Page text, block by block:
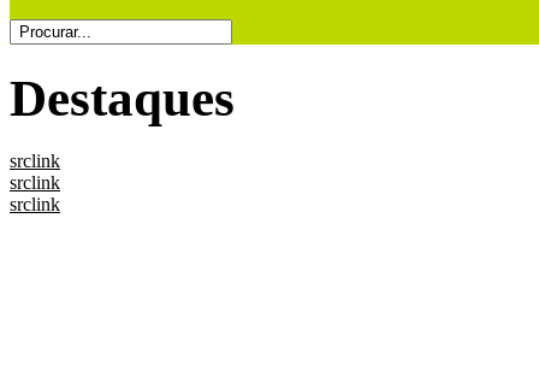
Destaques
srclink
srclink
srclink